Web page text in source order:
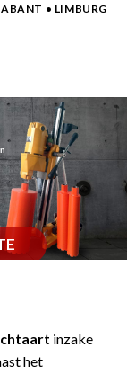
• LIMBURG
inzake
het